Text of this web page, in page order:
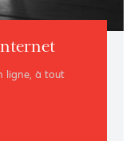
Internet